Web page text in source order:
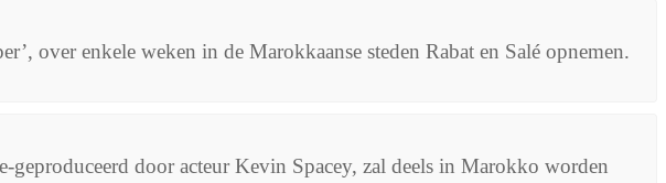
over enkele weken in de Marokkaanse steden Rabat en Salé opnemen.
door acteur Kevin Spacey, zal deels in Marokko worden